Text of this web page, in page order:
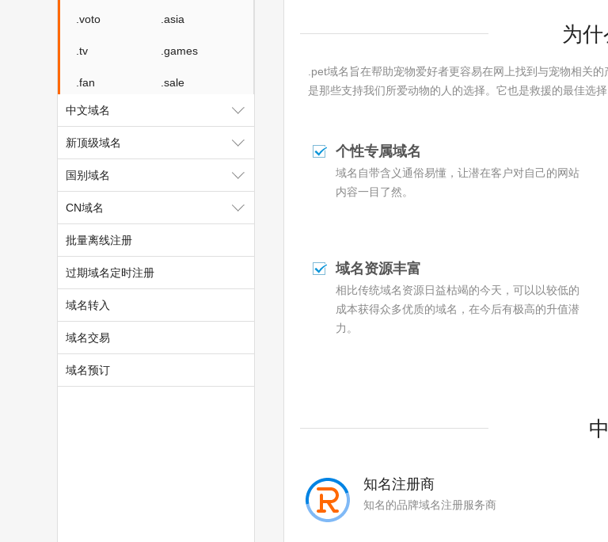
.voto .asia
.tv .games
.fan .sale
.media
.news
.vin
.tax
.studio
.mba
.cafe
.baby
.monster
中文域名
新顶级域名
国别域名
CN域名
批量离线注册
过期域名定时注册
域名转入
域名交易
域名预订
为
.pet域名旨在帮助宠物爱好者更容易在网上找到与宠物相关
是那些支持我们所爱动物的人的选择。它也是救援的最佳选
个性专属域名
域名自带含义通俗易懂，让潜在客户对自己的网站
内容一目了然。
域名资源丰富
相比传统域名资源日益枯竭的今天，可以以较低的
成本获得众多优质的域名，在今后有极高的升值潜
力。
知名注册商
知名的品牌域名注册服务商